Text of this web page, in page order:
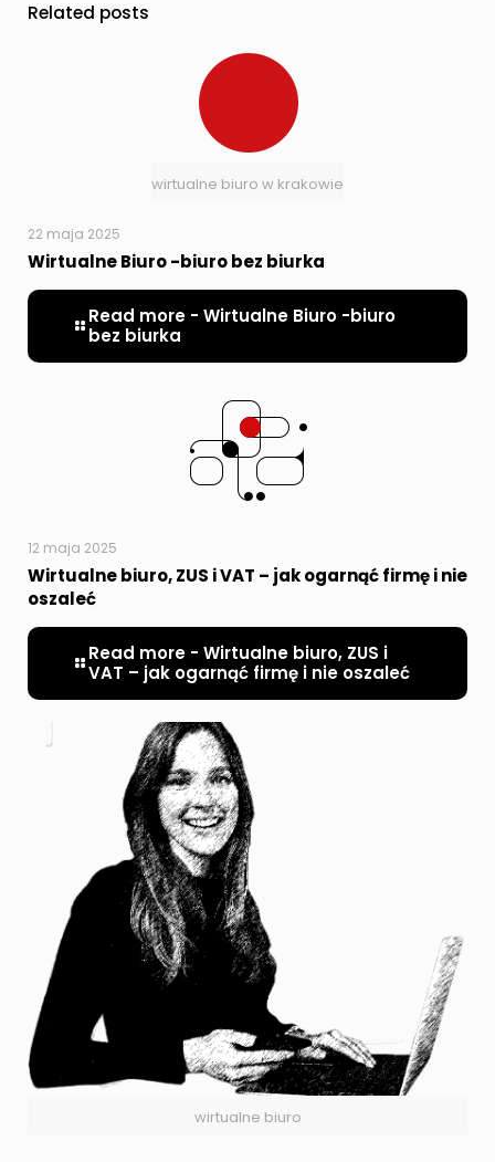
Related posts
wirtualne biuro w krakowie
22 maja 2025
Wirtualne Biuro -biuro bez biurka
Read more - Wirtualne Biuro -biuro
bez biurka
12 maja 2025
Wirtualne biuro, ZUS i VAT – jak ogarnąć firmę i nie
oszaleć
Read more - Wirtualne biuro, ZUS i
VAT – jak ogarnąć firmę i nie oszaleć
wirtualne biuro